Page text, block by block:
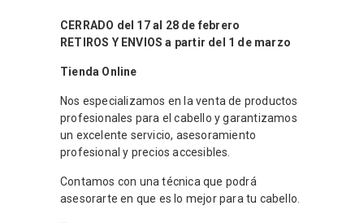
CERRADO del 17 al 28 de febrero
RETIROS Y ENVIOS a partir del 1 de marzo
Tienda Online
Nos especializamos en la venta de productos
profesionales para el cabello y garantizamos
un excelente servicio, asesoramiento
profesional y precios accesibles.
Contamos con una técnica que podrá
asesorarte en que es lo mejor para tu cabello.